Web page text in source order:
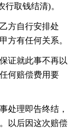
取钱结清)。
方自行安排处
方有任何关系。
证就此事不再以
何赔偿费用要
处理即告终结，
以后因这次赔偿